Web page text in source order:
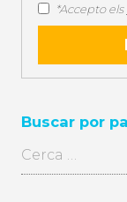
*Accepto els
Buscar por
Cerca: